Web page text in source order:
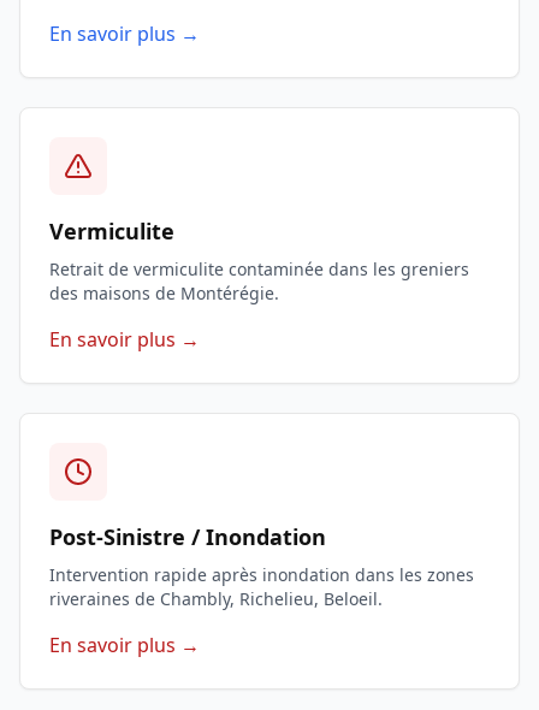
En savoir plus →
Vermiculite
Retrait de vermiculite contaminée dans les greniers
des maisons de Montérégie.
En savoir plus →
Post-Sinistre / Inondation
Intervention rapide après inondation dans les zones
riveraines de Chambly, Richelieu, Beloeil.
En savoir plus →